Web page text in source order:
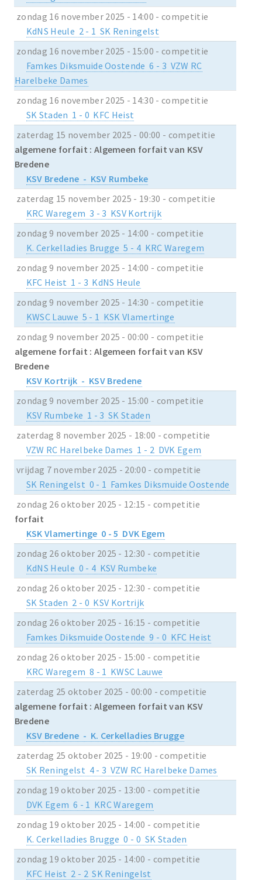
zondag 16 november 2025 - 14:00 - competitie
KdNS Heule 2 - 1 SK Reningelst
zondag 16 november 2025 - 15:00 - competitie
Famkes Diksmuide Oostende 6 - 3 VZW RC
Harelbeke Dames
zondag 16 november 2025 - 14:30 - competitie
SK Staden 1 - 0 KFC Heist
zaterdag 15 november 2025 - 00:00 - competitie
algemene forfait : Algemeen forfait van KSV
Bredene
KSV Bredene - KSV Rumbeke
zaterdag 15 november 2025 - 19:30 - competitie
KRC Waregem 3 - 3 KSV Kortrijk
zondag 9 november 2025 - 14:00 - competitie
K. Cerkelladies Brugge 5 - 4 KRC Waregem
zondag 9 november 2025 - 14:00 - competitie
KFC Heist 1 - 3 KdNS Heule
zondag 9 november 2025 - 14:30 - competitie
KWSC Lauwe 5 - 1 KSK Vlamertinge
zondag 9 november 2025 - 00:00 - competitie
algemene forfait : Algemeen forfait van KSV
Bredene
KSV Kortrijk - KSV Bredene
zondag 9 november 2025 - 15:00 - competitie
KSV Rumbeke 1 - 3 SK Staden
zaterdag 8 november 2025 - 18:00 - competitie
VZW RC Harelbeke Dames 1 - 2 DVK Egem
vrijdag 7 november 2025 - 20:00 - competitie
SK Reningelst 0 - 1 Famkes Diksmuide Oostende
zondag 26 oktober 2025 - 12:15 - competitie
forfait
KSK Vlamertinge 0 - 5 DVK Egem
zondag 26 oktober 2025 - 12:30 - competitie
KdNS Heule 0 - 4 KSV Rumbeke
zondag 26 oktober 2025 - 12:30 - competitie
SK Staden 2 - 0 KSV Kortrijk
zondag 26 oktober 2025 - 16:15 - competitie
Famkes Diksmuide Oostende 9 - 0 KFC Heist
zondag 26 oktober 2025 - 15:00 - competitie
KRC Waregem 8 - 1 KWSC Lauwe
zaterdag 25 oktober 2025 - 00:00 - competitie
algemene forfait : Algemeen forfait van KSV
Bredene
KSV Bredene - K. Cerkelladies Brugge
zaterdag 25 oktober 2025 - 19:00 - competitie
SK Reningelst 4 - 3 VZW RC Harelbeke Dames
zondag 19 oktober 2025 - 13:00 - competitie
DVK Egem 6 - 1 KRC Waregem
zondag 19 oktober 2025 - 14:00 - competitie
K. Cerkelladies Brugge 0 - 0 SK Staden
zondag 19 oktober 2025 - 14:00 - competitie
KFC Heist 2 - 2 SK Reningelst